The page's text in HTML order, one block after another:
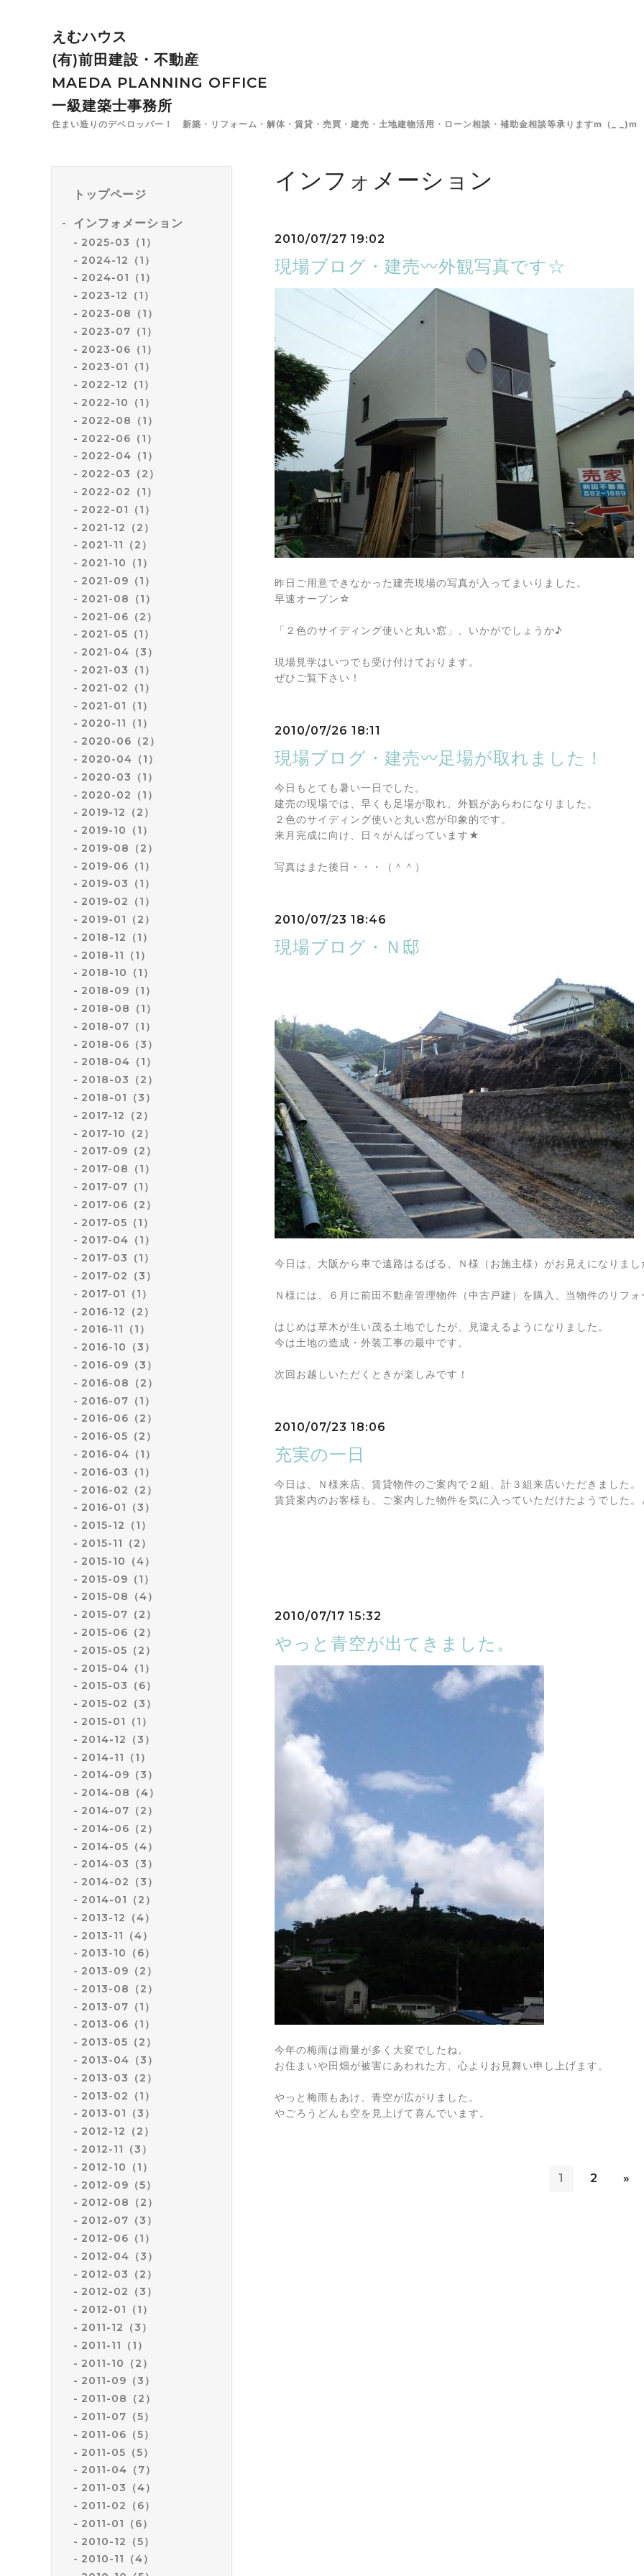
えむハウス
(有)前田建設・不動産
MAEDA PLANNING OFFICE
一級建築士事務所
住まい造りのデベロッパー！ 新築・リフォーム・解体・賃貸・売買・建売・土地建物活用・ローン相談・補助金相談等承りますm（_ _)m
トップページ
インフォメーション
2025-03（1）
2024-12（1）
2024-01（1）
2023-12（1）
2023-08（1）
2023-07（1）
2023-06（1）
2023-01（1）
2022-12（1）
2022-10（1）
2022-08（1）
2022-06（1）
2022-04（1）
2022-03（2）
2022-02（1）
2022-01（1）
2021-12（2）
2021-11（2）
2021-10（1）
2021-09（1）
2021-08（1）
2021-06（2）
2021-05（1）
2021-04（3）
2021-03（1）
2021-02（1）
2021-01（1）
2020-11（1）
2020-06（2）
2020-04（1）
2020-03（1）
2020-02（1）
2019-12（2）
2019-10（1）
2019-08（2）
2019-06（1）
2019-03（1）
2019-02（1）
2019-01（2）
2018-12（1）
2018-11（1）
2018-10（1）
2018-09（1）
2018-08（1）
2018-07（1）
2018-06（3）
2018-04（1）
2018-03（2）
2018-01（3）
2017-12（2）
2017-10（2）
2017-09（2）
2017-08（1）
2017-07（1）
2017-06（2）
2017-05（1）
2017-04（1）
2017-03（1）
2017-02（3）
2017-01（1）
2016-12（2）
2016-11（1）
2016-10（3）
2016-09（3）
2016-08（2）
2016-07（1）
2016-06（2）
2016-05（2）
2016-04（1）
2016-03（1）
2016-02（2）
2016-01（3）
2015-12（1）
2015-11（2）
2015-10（4）
2015-09（1）
2015-08（4）
2015-07（2）
2015-06（2）
2015-05（2）
2015-04（1）
2015-03（6）
2015-02（3）
2015-01（1）
2014-12（3）
2014-11（1）
2014-09（3）
2014-08（4）
2014-07（2）
2014-06（2）
2014-05（4）
2014-03（3）
2014-02（3）
2014-01（2）
2013-12（4）
2013-11（4）
2013-10（6）
2013-09（2）
2013-08（2）
2013-07（1）
2013-06（1）
2013-05（2）
2013-04（3）
2013-03（2）
2013-02（1）
2013-01（3）
2012-12（2）
2012-11（3）
2012-10（1）
2012-09（5）
2012-08（2）
2012-07（3）
2012-06（1）
2012-04（3）
2012-03（2）
2012-02（3）
2012-01（1）
2011-12（3）
2011-11（1）
2011-10（2）
2011-09（3）
2011-08（2）
2011-07（5）
2011-06（5）
2011-05（5）
2011-04（7）
2011-03（4）
2011-02（6）
2011-01（6）
2010-12（5）
2010-11（4）
インフォメーション
2010/07/27 19:02
現場ブログ・建売〰外観写真です☆
昨日ご用意できなかった建売現場の写真が入ってまいりました。
早速オープン☆
「２色のサイディング使いと丸い窓」、いかがでしょうか♪
現場見学はいつでも受け付けております。
ぜひご覧下さい！
2010/07/26 18:11
現場ブログ・建売〰足場が取れました！
今日もとても暑い一日でした。
建売の現場では、早くも足場が取れ、外観があらわになりました。
２色のサイディング使いと丸い窓が印象的です。
来月完成に向け、日々がんばっています★
写真はまた後日・・・（＾＾）
2010/07/23 18:46
現場ブログ・Ｎ邸
今日は、大阪から車で遠路はるばる、Ｎ様（お施主様）がお見えになりまし
Ｎ様には、６月に前田不動産管理物件（中古戸建）を購入、当物件のリフ
はじめは草木が生い茂る土地でしたが、見違えるようになりました。
今は土地の造成・外装工事の最中です。
次回お越しいただくときが楽しみです！
2010/07/23 18:06
充実の一日
今日は、Ｎ様来店、賃貸物件のご案内で２組、計３組来店いただきました。
賃貸案内のお客様も、ご案内した物件を気に入っていただけたようでした
2010/07/17 15:32
やっと青空が出てきました。
今年の梅雨は雨量が多く大変でしたね。
お住まいや田畑が被害にあわれた方、心よりお見舞い申し上げます。
やっと梅雨もあけ、青空が広がりました。
やごろうどんも空を見上げて喜んでいます。
1 2 »